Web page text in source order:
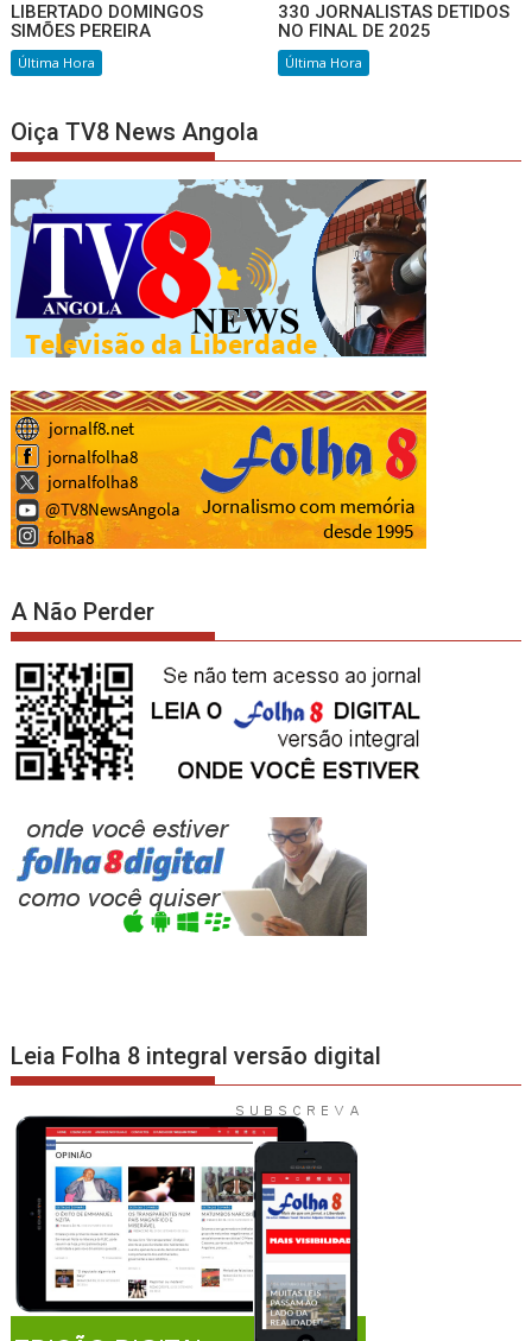
LIBERTADO DOMINGOS
SIMÕES PEREIRA
Última Hora
330 JORNALISTAS DETIDOS
NO FINAL DE 2025
Última Hora
Oiça TV8 News Angola
A Não Perder
Leia Folha 8 integral versão digital